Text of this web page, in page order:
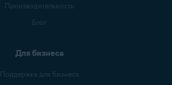
Производительность
Блог
Для бизнеса
Поддержка для бизнеса